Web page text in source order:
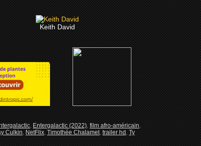
Keith David
,Entergalactic (2022),film afro-américain,
Culkin,NetFlix,Timothée Chalamet,trailer hd,Ty